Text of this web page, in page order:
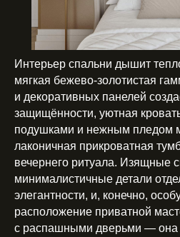
Интерьер спальни дышит
мягкая бежево-золотистая
и декоративных панелей
защищённости, уютная
подушками и нежным пледом
лаконичная прикроватная
вечернего ритуала. Изящные
минималистичные детали
элегантности, и, конечно,
расположение приватной
с распашными дверьми — она